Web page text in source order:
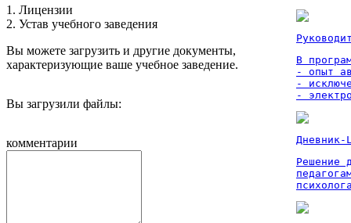
1. Лицензии
2. Устав учебного заведения
Вы можете загрузить и другие документы,
характеризующие ваше учебное заведение.
Вы загрузили файлы:
комментарии
В
- опыт
-
-
Дневник-
Решение